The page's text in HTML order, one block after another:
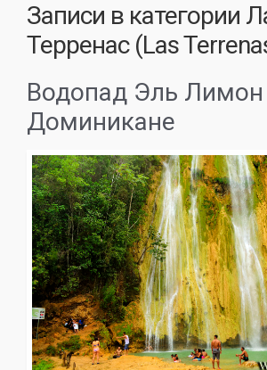
Записи в категории
Терренас (Las
Водопад Эль Лимон
Доминикане